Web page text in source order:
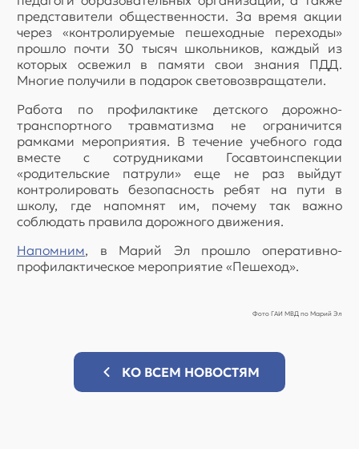
представители общественности. За время акции
через «контролируемые пешеходные переходы»
прошло почти 30 тысяч школьников, каждый из
которых освежил в памяти свои знания ПДД.
Многие получили в подарок световозвращатели.
Работа по профилактике детского дорожно-
транспортного травматизма не ограничится
рамками мероприятия. В течение учебного года
вместе с сотрудниками Госавтоинспекции
«родительские патрули» еще не раз выйдут
контролировать безопасность ребят на пути в
школу, где напомнят им, почему так важно
соблюдать правила дорожного движения.
Напомним, в Марий Эл прошло оперативно-
профилактическое мероприятие «Пешеход».
Фото ГАИ МВД по Марий Эл
КО ВСЕМ НОВОСТЯМ